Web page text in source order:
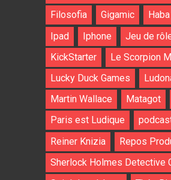
Filosofia
Gigamic Haba
Ipad
Iphone Jeu de
KickStarter
Le Scorpion
Lucky Duck Games
Martin Wallace
Matagot
Paris est Ludique
Reiner Knizia
Repos
Sherlock Holmes Detective